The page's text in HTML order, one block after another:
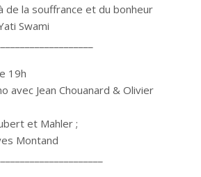
de la souffrance et du bonheur
Swami
19h
avec Jean Chouanard & Olivier
et Mahler ;
Montand